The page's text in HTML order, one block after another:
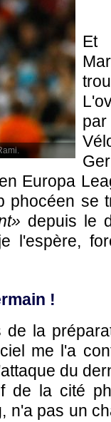
Et
Europa
phocéen se
depuis le
l'espère,
!
la
me l'a
du
de la cité
n'a pas un